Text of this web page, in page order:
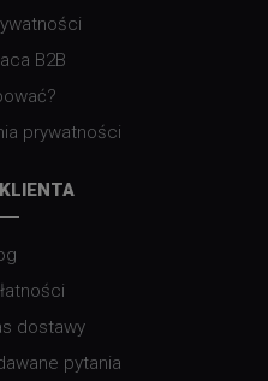
B2B
prywatności
dostawy
pytania